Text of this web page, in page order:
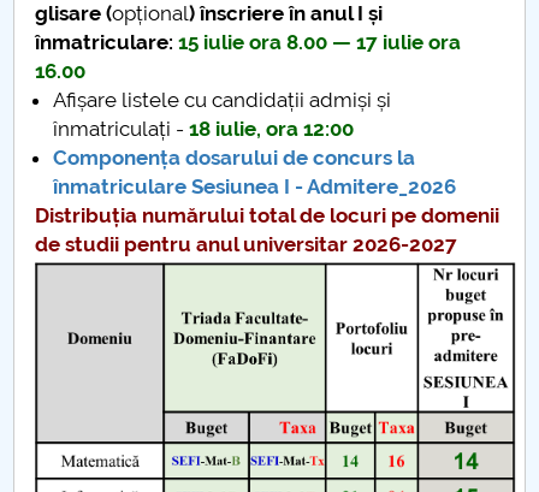
glisare (opțional) înscriere în anul I și
înmatriculare: 15 iulie ora 8.00 — 17 iulie ora
16.00
Afișare listele cu candidații admiși și
înmatriculați -18 iulie, ora 12:00
Componența dosarului de concurs la
înmatriculare Sesiunea I - Admitere_2026
Distribuția numărului total de locuri pe domenii
de studii pentru anul universitar 2026-2027